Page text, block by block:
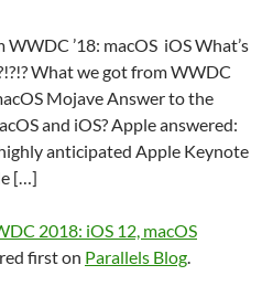
’18: macOS iOS What’s
What we got from WWDC
Mojave Answer to the
and iOS? Apple answered:
anticipated Apple Keynote
[…]
2018: iOS 12, macOS
first on Parallels Blog.